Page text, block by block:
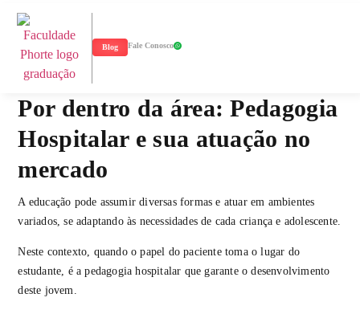
Blog Fale Conosco
Por dentro da área: Pedagogia
Hospitalar e sua atuação no
mercado
A educação pode assumir diversas formas e atuar em ambientes
variados, se adaptando às necessidades de cada criança e adolescente.
Neste contexto, quando o papel do paciente toma o lugar do
estudante, é a pedagogia hospitalar que garante o desenvolvimento
deste jovem.